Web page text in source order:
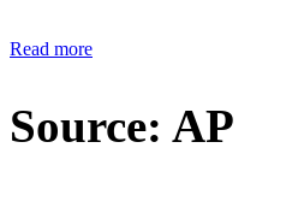
Read more
Source: AP